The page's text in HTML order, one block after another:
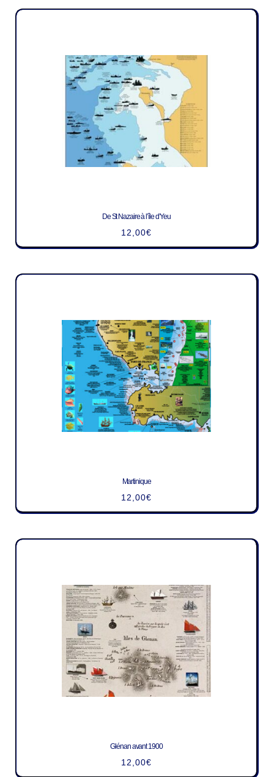
De St Nazaire à l’île d’Yeu
12,00€
Martinique
12,00€
Glénan avant 1900
12,00€